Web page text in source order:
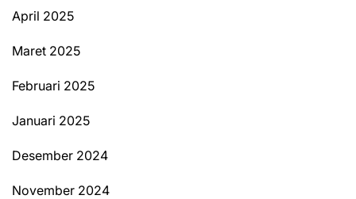
April 2025
Maret 2025
Februari 2025
Januari 2025
Desember 2024
November 2024